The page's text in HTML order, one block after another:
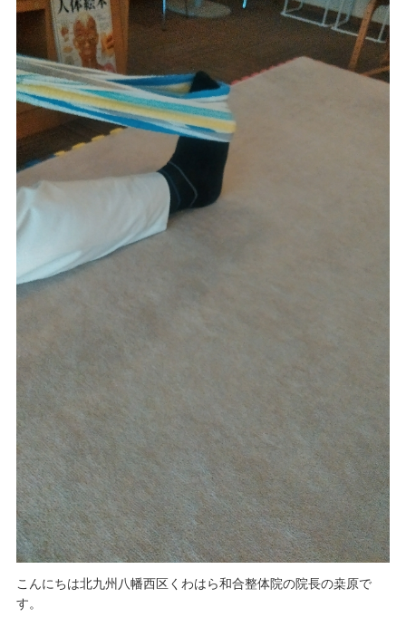
こんにちは北九州八幡西区くわはら和合整体院の院長の桒原で
す。